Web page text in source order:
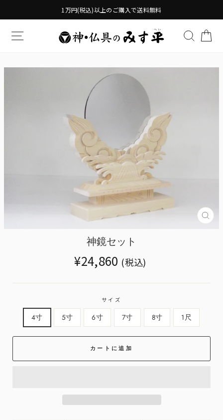
1万円(税込)以上のご購入で送料無料
TRANSLATION MISSING: 検索す
神鏡セット
Translation
missing:
Translation
missing:
¥24,860 (税込)
サイズ
4寸 5寸 6寸 7寸 8寸 1尺
カートに追加